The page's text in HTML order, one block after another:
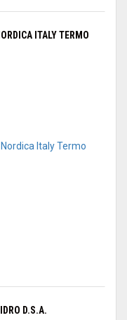
ITALY TERMO
D.S.A.